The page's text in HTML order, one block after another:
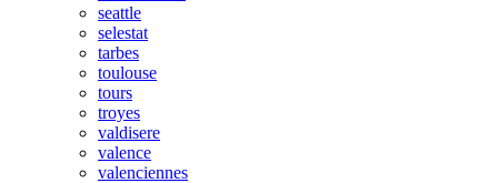
seattle
selestat
tarbes
toulouse
tours
troyes
valdisere
valence
valenciennes